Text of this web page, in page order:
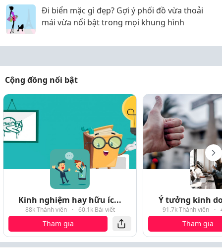
Đi biển mặc gì đẹp? Gợi ý phối đồ vừa thoải
mái vừa nổi bật trong mọi khung hình
Cộng đồng nổi bật
Kinh nghiệm hay hữu íc...
88k Thành viên · 60.1k Bài viết
Tham gia
Ý tưởng kinh
91.7k Thành viên ·
Tham gia